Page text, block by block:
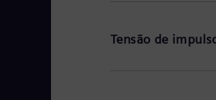
Tensão de